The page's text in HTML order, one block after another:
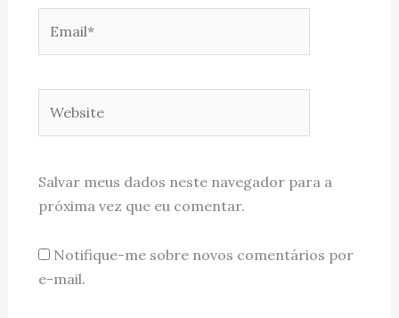
Salvar meus dados neste navegador para a
próxima vez que eu comentar.
Notifique-me sobre novos comentários por
e-mail.